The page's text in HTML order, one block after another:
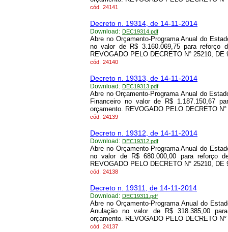
cód. 24141
Decreto n. 19314, de 14-11-2014
Download: DEC19314.pdf
Abre no Orçamento-Programa Anual do
no valor de R$ 3.160.069,75 para reforço
REVOGADO PELO DECRETO N° 25210, DE
cód. 24140
Decreto n. 19313, de 14-11-2014
Download: DEC19313.pdf
Abre no Orçamento-Programa Anual do
Financeiro no valor de R$ 1.187.150,67
orçamento. REVOGADO PELO DECRETO
cód. 24139
Decreto n. 19312, de 14-11-2014
Download: DEC19312.pdf
Abre no Orçamento-Programa Anual do
no valor de R$ 680.000,00 para reforço
REVOGADO PELO DECRETO N° 25210, DE
cód. 24138
Decreto n. 19311, de 14-11-2014
Download: DEC19311.pdf
Abre no Orçamento-Programa Anual do
Anulação no valor de R$ 318.385,00
orçamento. REVOGADO PELO DECRETO
cód. 24137